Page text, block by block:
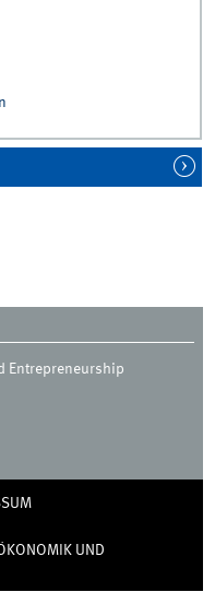
Entrepreneurship
UND